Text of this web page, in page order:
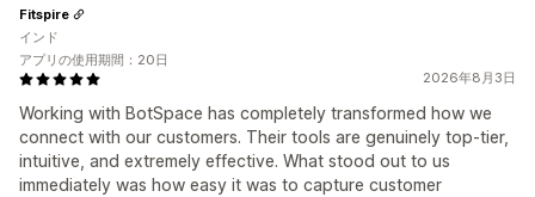
2026年8月3日
Working with BotSpace has completely transformed how we
connect with our customers. Their tools are genuinely top-tier,
intuitive, and extremely effective. What stood out to us
immediately was how easy it was to capture customer
Fitspire
インド
アプリの使用期間：20日